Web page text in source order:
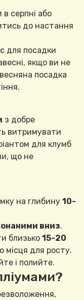
серпні або
до настання
для посадки
якщо ви не
посадка
з добре
витримувати
для клумб
що не
на глибину 10-
вниз.
близько 15-20
місця для росту.
і полийте.